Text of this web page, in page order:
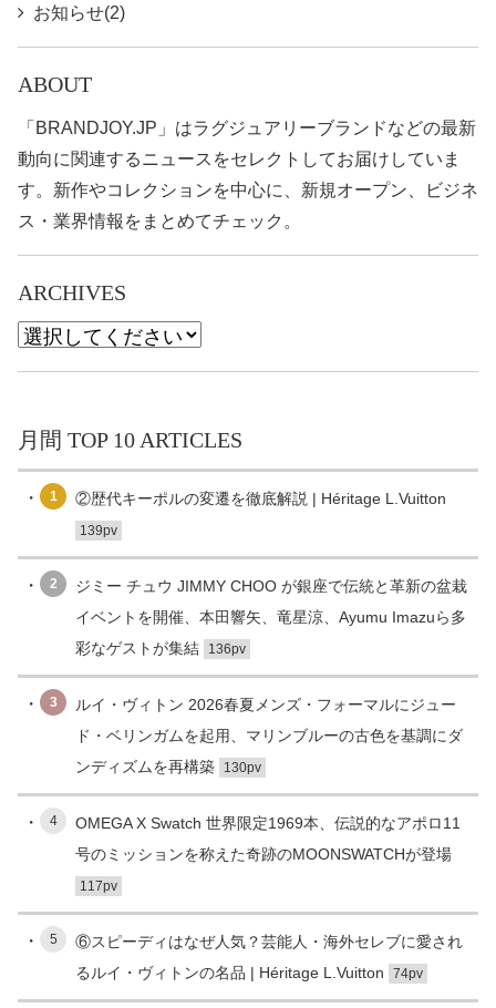
お知らせ(2)
ABOUT
「BRANDJOY.JP」はラグジュアリーブランドなどの最新
動向に関連するニュースをセレクトしてお届けしていま
す。新作やコレクションを中心に、新規オープン、ビジネ
ス・業界情報をまとめてチェック。
ARCHIVES
月間 TOP 10 ARTICLES
1 ②歴代キーポルの変遷を徹底解説 | Héritage L.Vuitton
139pv
2
ジミー チュウ JIMMY CHOO が銀座で伝統と革新の盆栽
イベントを開催、本田響矢、竜星涼、Ayumu Imazuら多
彩なゲストが集結
136pv
3
ルイ・ヴィトン 2026春夏メンズ・フォーマルにジュー
ド・ベリンガムを起用、マリンブルーの古色を基調にダ
ンディズムを再構築
130pv
4
OMEGA X Swatch 世界限定1969本、伝説的なアポロ11
号のミッションを称えた奇跡のMOONSWATCHが登場
117pv
5
⑥スピーディはなぜ人気？芸能人・海外セレブに愛され
るルイ・ヴィトンの名品 | Héritage L.Vuitton
74pv